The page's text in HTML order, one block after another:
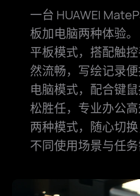
一台 HUAWEI
板加电脑两种体验。
平板模式，搭配触
然流畅，写绘记录便
电脑模式，配合键
松胜任，专业办公高
两种模式，随心切
不同使用场景与任务